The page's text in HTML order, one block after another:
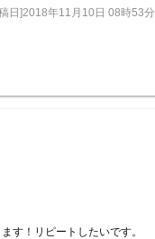
日]2018年11月10日 08時53分
す！リピートしたいです。